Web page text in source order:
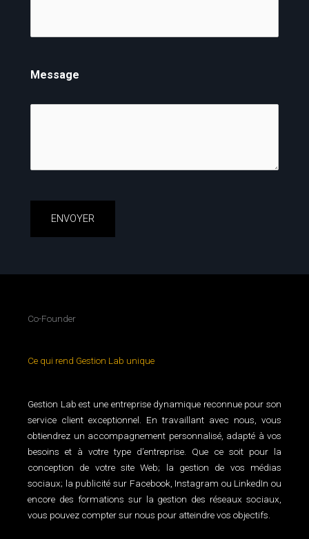
Message
Co-Founder
Ce qui rend Gestion Lab unique
Gestion Lab est une entreprise dynamique reconnue pour son
service client exceptionnel. En travaillant avec nous, vous
obtiendrez un accompagnement personnalisé, adapté à vos
besoins et à votre type d’entreprise. Que ce soit pour la
conception de votre site Web; la gestion de vos médias
sociaux; la publicité sur Facebook, Instagram ou LinkedIn ou
encore des formations sur la gestion des réseaux sociaux,
vous pouvez compter sur nous pour atteindre vos objectifs.